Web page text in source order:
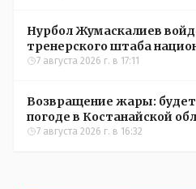
Нурбол Жумаскалиев
тренерского штаба
Казахстана по футболу
7 августа 2026 г. в 17:11
Возвращение жары:
погоде в Костанайской
7 августа 2026 г. в 16:32